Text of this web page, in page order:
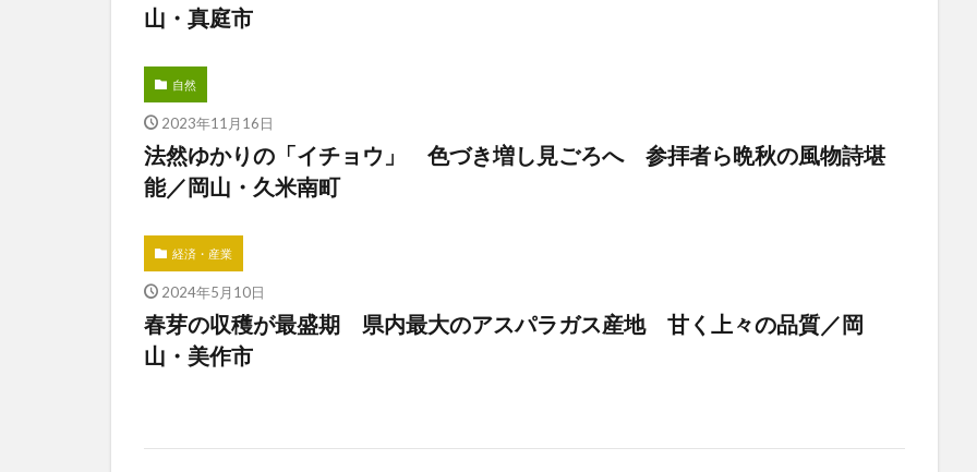
山・真庭市
自然
2023年11月16日
法然ゆかりの「イチョウ」 色づき増し見ごろへ 参拝者ら晩秋の風物詩堪
能／岡山・久米南町
経済・産業
2024年5月10日
春芽の収穫が最盛期 県内最大のアスパラガス産地 甘く上々の品質／岡
山・美作市